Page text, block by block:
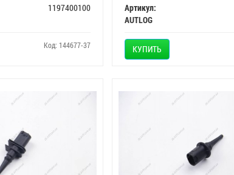
1197400100
Код: 144677-37
Артикул:
AUTLOG
КУПИТЬ